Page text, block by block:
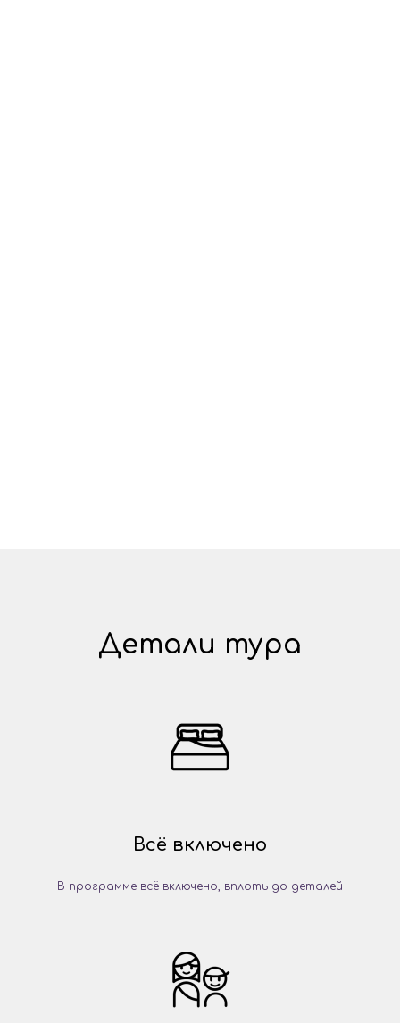
Детали тура
Всё включено
В программе всё включено, вплоть до деталей